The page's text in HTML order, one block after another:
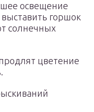
освещение
горшок
солнечных
цветение